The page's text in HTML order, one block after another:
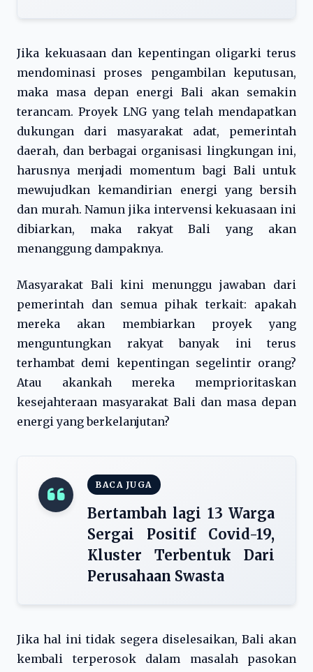
Jika kekuasaan dan kepentingan oligarki terus
mendominasi proses pengambilan keputusan,
maka masa depan energi Bali akan semakin
terancam. Proyek LNG yang telah mendapatkan
dukungan dari masyarakat adat, pemerintah
daerah, dan berbagai organisasi lingkungan ini,
harusnya menjadi momentum bagi Bali untuk
mewujudkan kemandirian energi yang bersih
dan murah. Namun jika intervensi kekuasaan ini
dibiarkan, maka rakyat Bali yang akan
menanggung dampaknya.
Masyarakat Bali kini menunggu jawaban dari
pemerintah dan semua pihak terkait: apakah
mereka akan membiarkan proyek yang
menguntungkan rakyat banyak ini terus
terhambat demi kepentingan segelintir orang?
Atau akankah mereka memprioritaskan
kesejahteraan masyarakat Bali dan masa depan
energi yang berkelanjutan?
BACA JUGA
Bertambah lagi 13 Warga
Sergai Positif Covid-19,
Kluster Terbentuk Dari
Perusahaan Swasta
Jika hal ini tidak segera diselesaikan, Bali akan
kembali terperosok dalam masalah pasokan